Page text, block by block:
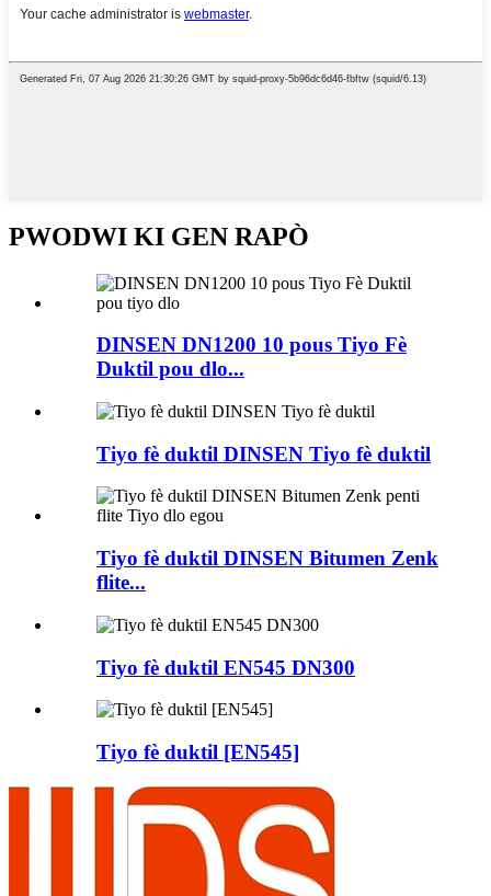
PWODWI KI GEN RAPÒ
DINSEN DN1200 10 pous Tiyo Fè
Duktil pou dlo...
Tiyo fè duktil DINSEN Tiyo fè duktil
Tiyo fè duktil DINSEN Bitumen Zenk
flite...
Tiyo fè duktil EN545 DN300
Tiyo fè duktil [EN545]